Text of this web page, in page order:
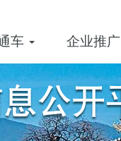
车 企业推广